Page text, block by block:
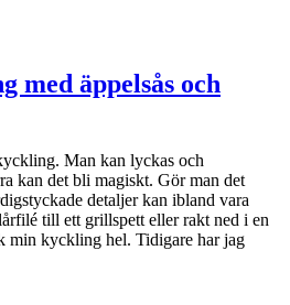
med äppelsås och
Man kan lyckas och
kan det bli magiskt. Gör man det
detaljer kan ibland vara
till ett grillspett eller rakt ned i en
min kyckling hel. Tidigare har jag